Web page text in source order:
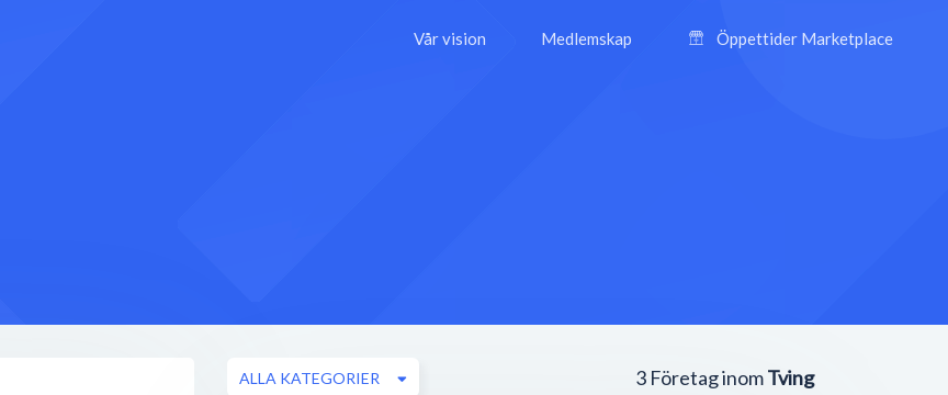
Vår vision Medlemskap Öppettider Marketplace
3 Företag inomTving
ALLA KATEGORIER